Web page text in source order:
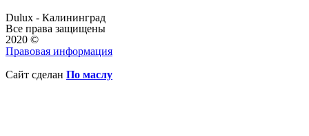
Dulux - Калининград
Все права защищены
2020 ©
Правовая информация
Сайт сделан По маслу